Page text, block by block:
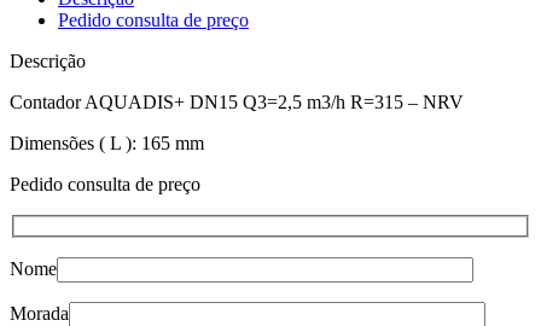
Pedido consulta de preço
Descrição
Contador AQUADIS+ DN15 Q3=2,5 m3/h R=315 – NRV
Dimensões ( L ): 165 mm
Pedido consulta de preço
Nome
Morada